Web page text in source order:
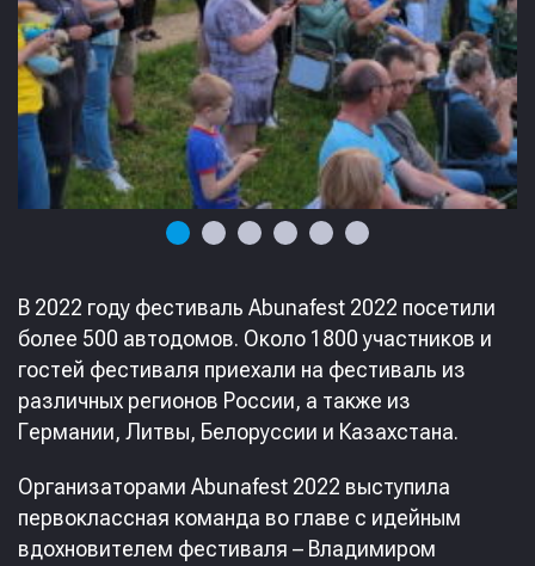
В 2022 году фестиваль Abunafest 2022 посетили
более 500 автодомов. Около 1800 участников и
гостей фестиваля приехали на фестиваль из
различных регионов России, а также из
Германии, Литвы, Белоруссии и Казахстана.
Организаторами Abunafest 2022 выступила
первоклассная команда во главе с идейным
вдохновителем фестиваля – Владимиром